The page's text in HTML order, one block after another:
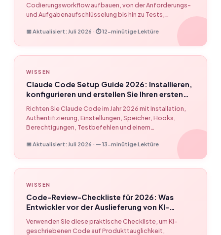
Codierungsworkflow aufbauen, von der Anforderungs-
und Aufgabenaufschlüsselung bis hin zu Tests,
wiederholbarer EasyClaw-Entwicklerautomatisierung.
📅 Aktualisiert: Juli 2026 · ⏱ 12-minütige Lektüre
WISSEN
Claude Code Setup Guide 2026: Installieren,
konfigurieren und erstellen Sie Ihren ersten
KI-Codierungsworkflow
Richten Sie Claude Code im Jahr 2026 mit Installation,
Authentifizierung, Einstellungen, Speicher, Hooks,
Berechtigungen, Testbefehlen und einem
wiederholbaren KI-Codierungsworkflow mithilfe von
EasyClaw ein.
📅 Aktualisiert: Juli 2026 · — 13-minütige Lektüre
WISSEN
Code-Review-Checkliste für 2026: Was
Entwickler vor der Auslieferung von KI-
geschriebenem Code prüfen sollten –
EasyClaw
Verwenden Sie diese praktische Checkliste, um KI-
geschriebenen Code auf Produkttauglichkeit,